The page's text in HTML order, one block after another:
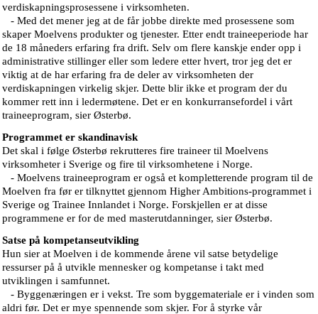
verdiskapningsprosessene i virksomheten.
- Med det mener jeg at de får jobbe direkte med prosessene som
skaper Moelvens produkter og tjenester. Etter endt traineeperiode har
de 18 måneders erfaring fra drift. Selv om flere kanskje ender opp i
administrative stillinger eller som ledere etter hvert, tror jeg det er
viktig at de har erfaring fra de deler av virksomheten der
verdiskapningen virkelig skjer. Dette blir ikke et program der du
kommer rett inn i ledermøtene. Det er en konkurransefordel i vårt
traineeprogram, sier Østerbø.
Programmet er skandinavisk
Det skal i følge Østerbø rekrutteres fire traineer til Moelvens
virksomheter i Sverige og fire til virksomhetene i Norge.
- Moelvens traineeprogram er også et kompletterende program til de
Moelven fra før er tilknyttet gjennom Higher Ambitions-programmet i
Sverige og Trainee Innlandet i Norge. Forskjellen er at disse
programmene er for de med masterutdanninger, sier Østerbø.
Satse på kompetanseutvikling
Hun sier at Moelven i de kommende årene vil satse betydelige
ressurser på å utvikle mennesker og kompetanse i takt med
utviklingen i samfunnet.
- Byggenæringen er i vekst. Tre som byggemateriale er i vinden som
aldri før. Det er mye spennende som skjer. For å styrke vår